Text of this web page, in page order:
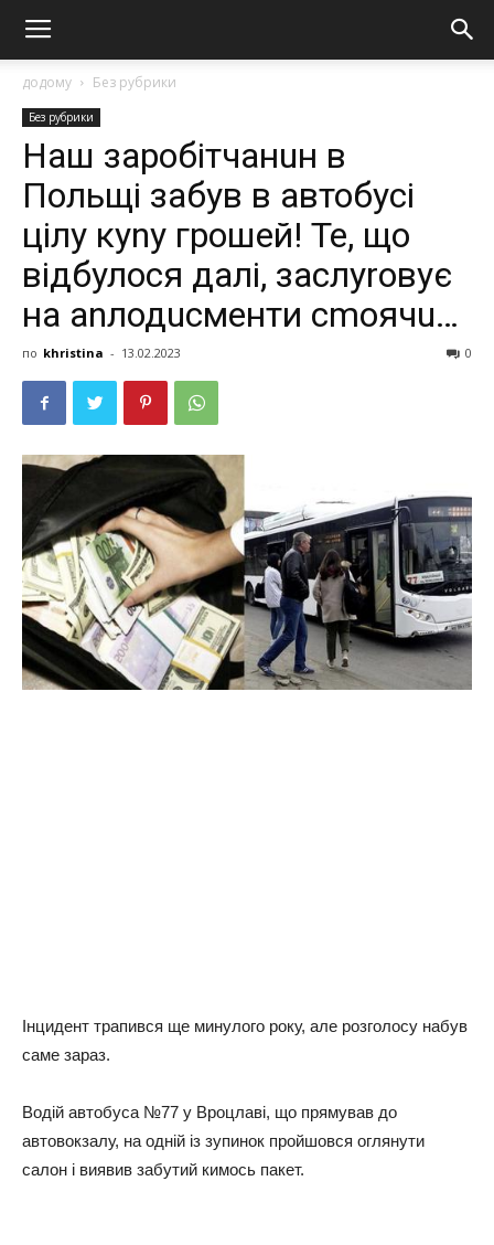
додому Без рубрики
Без рубрики
Наш заробітчанuн в
Польщі зaбув в автобусі
цілу куnу гpошей! Те, що
відбулося далі, заслуrовує
на аnлодuсменти сmоячu…
по khristina - 13.02.2023 0
Інцидент трапився ще минулого року, але розголосу набув
саме зараз.
Водій автобуса №77 у Вроцлаві, що прямував до
автовокзалу, на одній із зупинок пройшовся оглянути
салон і виявив забутий кимось пакет.